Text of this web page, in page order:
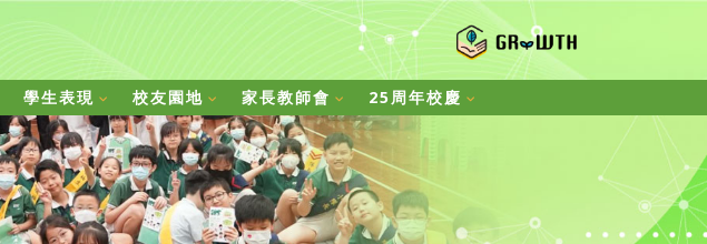
學生表現 校友園地 家長教師會 25周年校慶